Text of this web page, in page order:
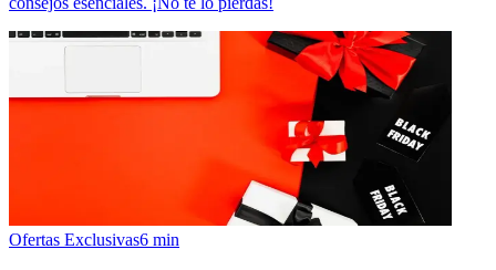
Ofertas Exclusivas6 min